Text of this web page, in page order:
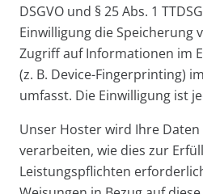
DSGVO und § 25 Abs. 1
Einwilligung die Speicherung
Zugriff auf Informationen im
(z. B. Device-Fingerprinting)
umfasst. Die Einwilligung ist
Unser Hoster wird Ihre
verarbeiten, wie dies zur
Leistungspflichten